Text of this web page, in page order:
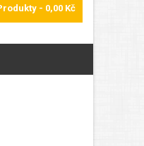
- 0,00 Kč